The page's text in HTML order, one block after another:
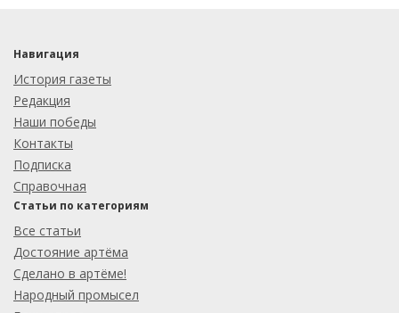
Навигация
История газеты
Редакция
Наши победы
Контакты
Подписка
Справочная
Статьи по категориям
Все статьи
Достояние артёма
Сделано в артёме!
Народный промысел